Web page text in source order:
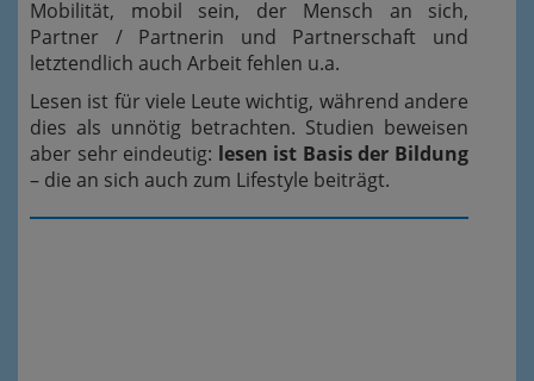
Mobilität, mobil sein, der Mensch an sich,
Partner / Partnerin und Partnerschaft und
letztendlich auch Arbeit fehlen u.a.
Lesen ist für viele Leute wichtig, während andere
dies als unnötig betrachten. Studien beweisen
aber sehr eindeutig: lesen ist Basis der Bildung
– die an sich auch zum Lifestyle beiträgt.